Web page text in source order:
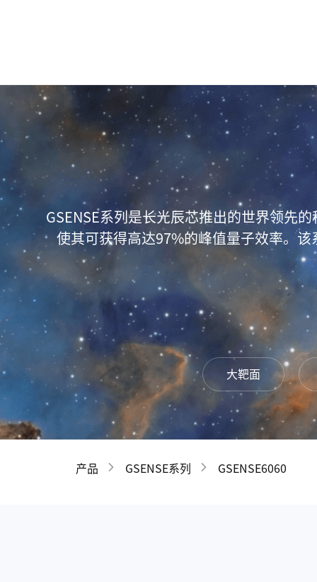
GSENSE系列是长光辰芯推出的世界领先
使其可获得高达97%的峰值量子效率。
大靶面
产品 GSENSE系列 GSENSE6060